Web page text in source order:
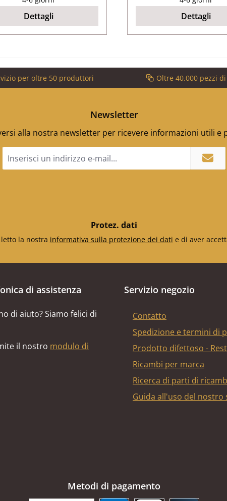
Dettagli Dettagli
per oltre 50 produttori Oltre 40.000 pezzi
Newsletter
alla nostra newsletter per ricevere informazioni utili e
e-
Protez. dati
la nostra informativa sulla protezione dei dati e di aver
di assistenza
di aiuto? Siamo felici di
il nostro modulo di
Servizio negozio
Contatto
Spedizione e termini di
Prodotto difettoso -
Ricambi per marca
Ricerca di parti di
Guida all'uso del nostro
Metodi di pagamento